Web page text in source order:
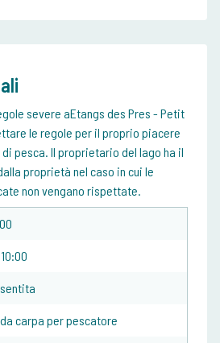
severe aEtangs des Pres - Petit
le regole per il proprio piacere
pesca. Il proprietario del lago ha il
proprietà nel caso in cui le
non vengano rispettate.
carpa per pescatore